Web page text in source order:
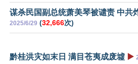
谋杀民国副总统萧美琴被谴责 中共
2025/6/29 (32,666次)
黔桂洪灾如末日 满目苍夷成废墟 ▶️